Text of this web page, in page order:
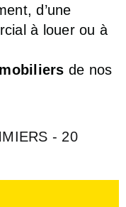
d’une
à louer ou à
de nos
- 20